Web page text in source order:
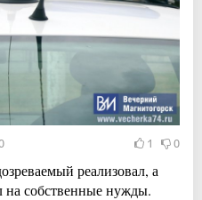
1 0
реализовал, а
на собственные нужды.